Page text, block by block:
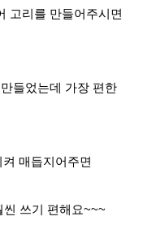
고리를 만들어주시면
들었는데 가장 편한
매듭지어주면
씬 쓰기 편해요~~~